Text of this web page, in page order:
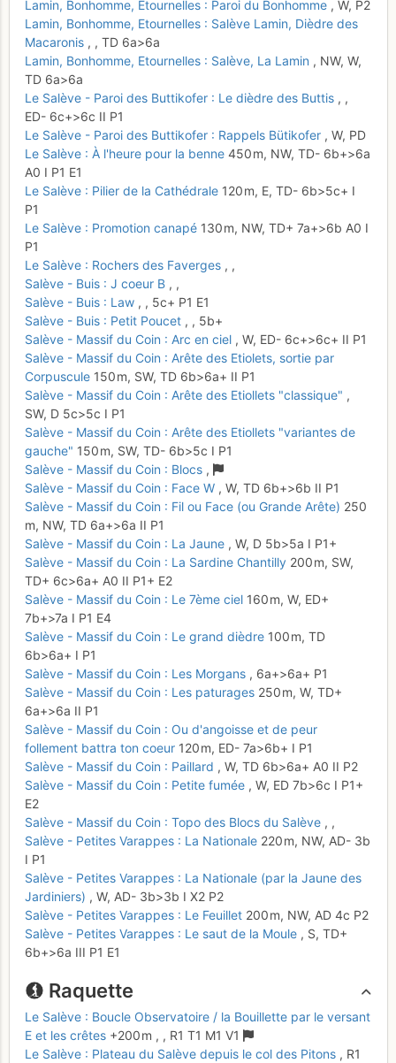
Lamin, Bonhomme, Etournelles : Paroi du Bonhomme , W, P2
Lamin, Bonhomme, Etournelles : Salève Lamin, Dièdre des
Macaronis , , TD 6a>6a
Lamin, Bonhomme, Etournelles : Salève, La Lamin , NW, W,
TD 6a>6a
Le Salève - Paroi des Buttikofer : Le dièdre des Buttis , ,
ED- 6c+>6c II P1
Le Salève - Paroi des Buttikofer : Rappels Bütikofer , W, PD
Le Salève : À l'heure pour la benne 450 m, NW, TD- 6b+>6a
A0 I P1 E1
Le Salève : Pilier de la Cathédrale 120 m, E, TD- 6b>5c+ I
P1
Le Salève : Promotion canapé 130 m, NW, TD+ 7a+>6b A0 I
P1
Le Salève : Rochers des Faverges , ,
Salève - Buis : J coeur B , ,
Salève - Buis : Law , , 5c+ P1 E1
Salève - Buis : Petit Poucet , , 5b+
Salève - Massif du Coin : Arc en ciel , W, ED- 6c+>6c+ II P1
Salève - Massif du Coin : Arête des Etiolets, sortie par
Corpuscule 150 m, SW, TD 6b>6a+ II P1
Salève - Massif du Coin : Arête des Etiollets "classique" ,
SW, D 5c>5c I P1
Salève - Massif du Coin : Arête des Etiollets "variantes de
gauche" 150 m, SW, TD- 6b>5c I P1
Salève - Massif du Coin : Blocs ,
Salève - Massif du Coin : Face W , W, TD 6b+>6b II P1
Salève - Massif du Coin : Fil ou Face (ou Grande Arête) 250
m, NW, TD 6a+>6a II P1
Salève - Massif du Coin : La Jaune , W, D 5b>5a I P1+
Salève - Massif du Coin : La Sardine Chantilly 200 m, SW,
TD+ 6c>6a+ A0 II P1+ E2
Salève - Massif du Coin : Le 7ème ciel 160 m, W, ED+
7b+>7a I P1 E4
Salève - Massif du Coin : Le grand dièdre 100 m, TD
6b>6a+ I P1
Salève - Massif du Coin : Les Morgans , 6a+>6a+ P1
Salève - Massif du Coin : Les paturages 250 m, W, TD+
6a+>6a II P1
Salève - Massif du Coin : Ou d'angoisse et de peur
follement battra ton coeur 120 m, ED- 7a>6b+ I P1
Salève - Massif du Coin : Paillard , W, TD 6b>6a+ A0 II P2
Salève - Massif du Coin : Petite fumée , W, ED 7b>6c I P1+
E2
Salève - Massif du Coin : Topo des Blocs du Salève , ,
Salève - Petites Varappes : La Nationale 220 m, NW, AD- 3b
I P1
Salève - Petites Varappes : La Nationale (par la Jaune des
Jardiniers) , W, AD- 3b>3b I X2 P2
Salève - Petites Varappes : Le Feuillet 200 m, NW, AD 4c P2
Salève - Petites Varappes : Le saut de la Moule , S, TD+
6b+>6a III P1 E1
Raquette
Le Salève : Boucle Observatoire / la Bouillette par le versant
E et les crêtes +200 m , , R1 T1 M1 V1
Le Salève : Plateau du Salève depuis le col des Pitons , R1